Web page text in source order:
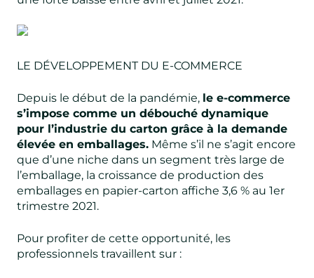
LE DÉVELOPPEMENT DU E-COMMERCE
Depuis le début de la pandémie, le e-commerce
s’impose comme un débouché dynamique
pour l’industrie du carton grâce à la demande
élevée en emballages. Même s’il ne s’agit encore
que d’une niche dans un segment très large de
l’emballage, la croissance de production des
emballages en papier-carton affiche 3,6 % au 1er
trimestre 2021.
Pour profiter de cette opportunité, les
professionnels travaillent sur :